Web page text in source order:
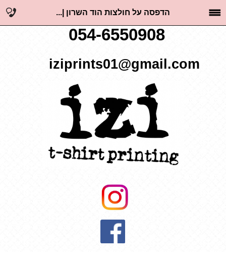
הדפסה על חולצות הוד השרון |...
054-6550908
iziprints01@gmail.com